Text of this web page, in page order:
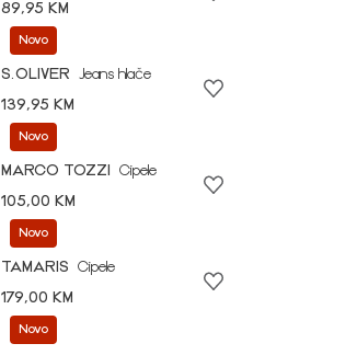
89,95 KM
Novo
S.OLIVER
Jeans hlače
139,95 KM
Novo
MARCO TOZZI
Cipele
105,00 KM
Novo
TAMARIS
Cipele
179,00 KM
Novo